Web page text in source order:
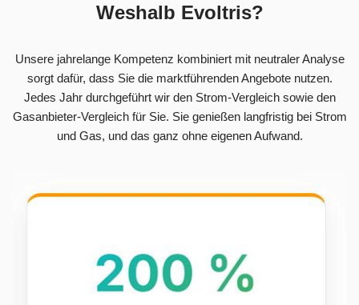
Weshalb Evoltris?
Unsere jahrelange Kompetenz kombiniert mit neutraler Analyse
sorgt dafür, dass Sie die marktführenden Angebote nutzen.
Jedes Jahr durchgeführt wir den Strom-Vergleich sowie den
Gasanbieter-Vergleich für Sie. Sie genießen langfristig bei Strom
und Gas, und das ganz ohne eigenen Aufwand.